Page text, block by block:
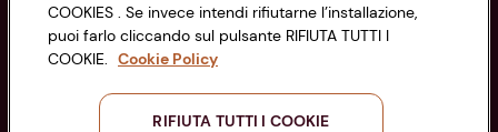
Seguici sui Social:
COOKIES . Se invece intendi rifiutarne l’installazione,
puoi farlo cliccando sul pulsante RIFIUTA TUTTI I
COOKIE. Cookie Policy
RIFIUTA TUTTI I COOKIE